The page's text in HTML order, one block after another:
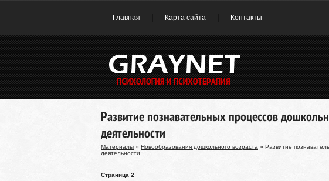
Главная Карта сайта Контакты
Развитие познавательных процессов
деятельности
Материалы » Новообразования дошкольного возраста » Развитие
деятельности
Страница 2